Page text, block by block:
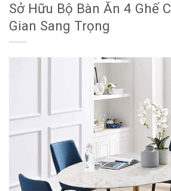
Sở Hữu Bộ Bàn Ăn 4 Ghế
Gian Sang Trọng